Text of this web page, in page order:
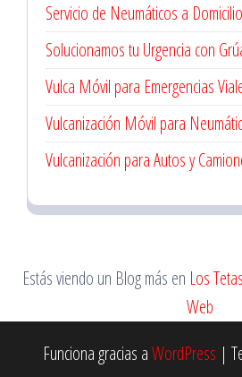
Servicio de Neumáticos a Domicilio
Solucionamos tu Urgencia con
Vulca Móvil para Emergencias
Vulcanización Móvil para
Vulcanización para Autos y
Estás viendo un Blog más en Los
Web
Funciona gracias aWordPress |